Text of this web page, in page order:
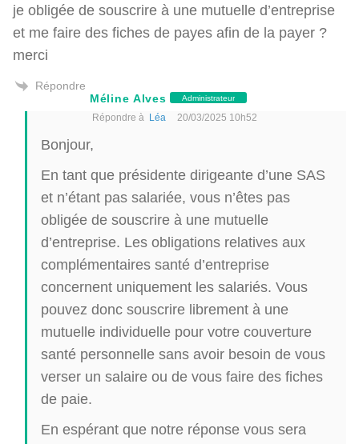
je obligée de souscrire à une mutuelle d’entreprise
et me faire des fiches de payes afin de la payer ?
merci
Répondre
Méline Alves
Administrateur
Répondre à Léa 20/03/2025 10h52
Bonjour,
En tant que présidente dirigeante d’une SAS
et n’étant pas salariée, vous n’êtes pas
obligée de souscrire à une mutuelle
d’entreprise. Les obligations relatives aux
complémentaires santé d’entreprise
concernent uniquement les salariés. Vous
pouvez donc souscrire librement à une
mutuelle individuelle pour votre couverture
santé personnelle sans avoir besoin de vous
verser un salaire ou de vous faire des fiches
de paie.
En espérant que notre réponse vous sera